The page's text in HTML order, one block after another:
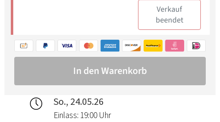
So., 24.05.26
Einlass: 19:00 Uhr